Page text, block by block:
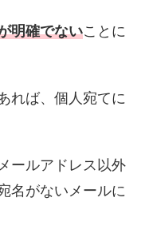
明確でないことに
れば、個人宛てに
ールアドレス以外
名がないメールに